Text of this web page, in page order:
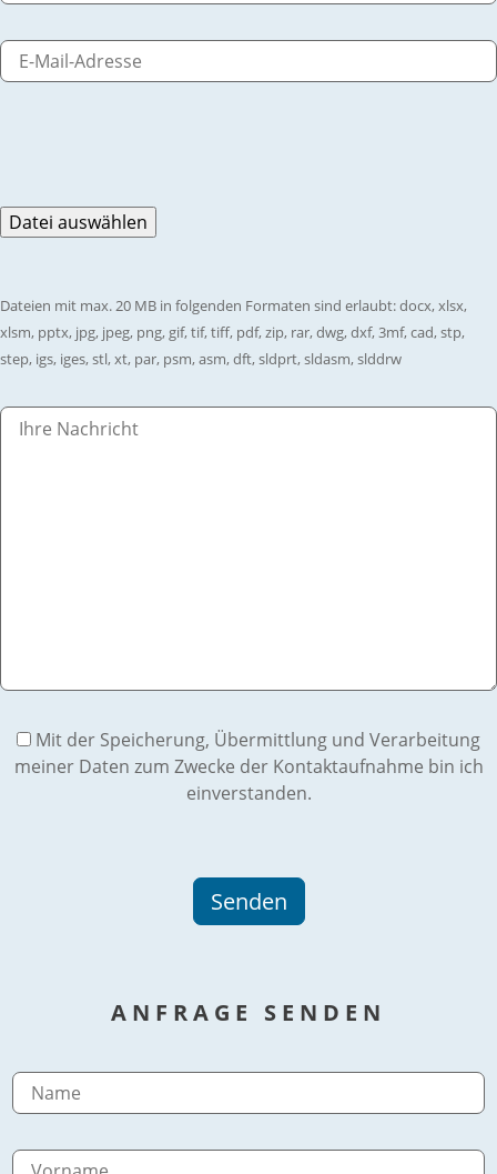
Dateien mit max. 20 MB in folgenden Formaten sind erlaubt: docx, xlsx,
xlsm, pptx, jpg, jpeg, png, gif, tif, tiff, pdf, zip, rar, dwg, dxf, 3mf, cad, stp,
step, igs, iges, stl, xt, par, psm, asm, dft, sldprt, sldasm, slddrw
Mit der Speicherung, Übermittlung und Verarbeitung
meiner Daten zum Zwecke der Kontaktaufnahme bin ich
einverstanden.
ANFRAGE SENDEN